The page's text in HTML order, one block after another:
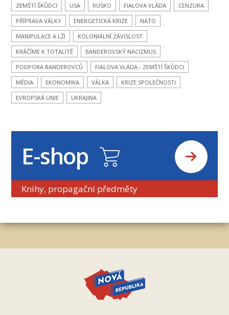
ZEMŠTÍ ŠKŮDCI USA RUSKO FIALOVA VLÁDA
CENZURA
PŘÍPRAVA VÁLKY
ENERGETICKÁ KRIZE
NATO
MANIPULACE A LŽI
KOLONIÁLNÍ ZÁVISLOST
KRÁČÍME K TOTALITĚ
BANDEROVSKÝ NACIZMUS
PODPORA BANDEROVCŮ
FIALOVA VLÁDA - ZEMŠTÍ ŠKŮDCI
MÉDIA
EKONOMIKA VÁLKA
KRIZE SPOLEČNOSTI
EVROPSKÁ UNIE
UKRAJINA
E-shop
Knihy, propagační předměty